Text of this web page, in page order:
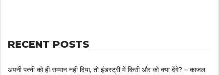
RECENT POSTS
अपनी पत्नी को ही सम्मान नहीं दिया, तो इंडस्ट्री में किसी और को क्या देंगे? – काजल